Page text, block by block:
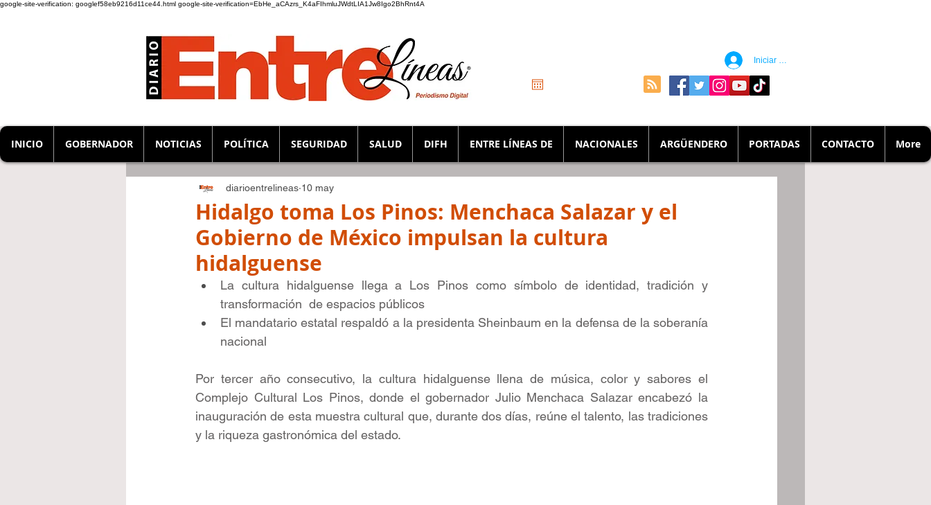
google-site-verification: googlef58eb9216d11ce44.html google-site-verification=EbHe_aCAzrs_K4aFIhmluJWdtLIA1Jw8Igo2BhRnt4A
Iniciar sesión
INICIO GOBERNADOR NOTICIAS POLÍTICA SEGURIDAD SALUD DIFH ENTRE LÍNEAS DE NACIONALES ARGÜENDERO PORTADAS CONTACTO More
Hidalgo toma Los Pinos: Menchaca Salazar y el
Gobierno de México impulsan la cultura
hidalguense
diarioentrelineas 10 may
La cultura hidalguense llega a Los Pinos como símbolo de identidad, tradición y
transformación  de espacios públicos
El mandatario estatal respaldó a la presidenta Sheinbaum en la defensa de la soberanía
nacional
Por tercer año consecutivo, la cultura hidalguense llena de música, color y sabores el
Complejo Cultural Los Pinos, donde el gobernador Julio Menchaca Salazar encabezó la
inauguración de esta muestra cultural que, durante dos días, reúne el talento, las tradiciones
y la riqueza gastronómica del estado.